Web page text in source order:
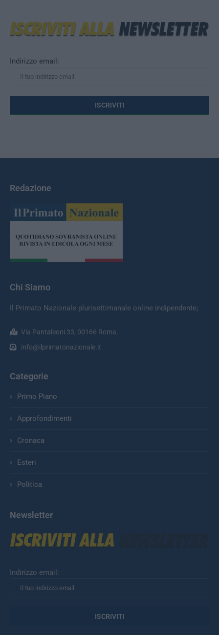
Indirizzo email:
Redazione
Chi Siamo
Il Primato Nazionale plurisettimanale online indipendente;
Via Pantaleoni 33, 00166 Roma.
info@ilprimatonazionale.it
Categorie
Primo Piano
Approfondimenti
Cronaca
Esteri
Politica
Newsletter
Indirizzo email: